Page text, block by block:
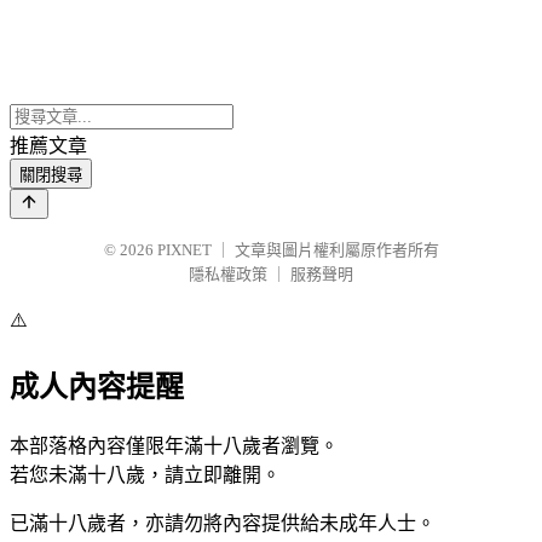
推薦文章
關閉搜尋
© 2026 PIXNET
文章與圖片權利屬原作者所有
隱私權政策
服務聲明
⚠️
成人內容提醒
本部落格內容僅限年滿十八歲者瀏覽。
若您未滿十八歲，請立即離開。
已滿十八歲者，亦請勿將內容提供給未成年人士。